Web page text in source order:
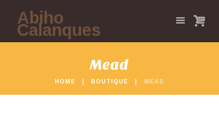
Abiho
Calanques
Mead
HOME BOUTIQUE MEAD